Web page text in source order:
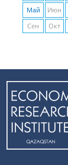
Май
Июн
Сен
Окт